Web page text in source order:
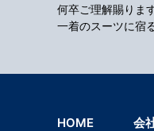
何卒ご理解賜りま
一着のスーツに宿
HOME
会